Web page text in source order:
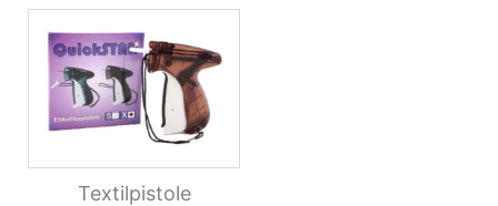
Textilpistole